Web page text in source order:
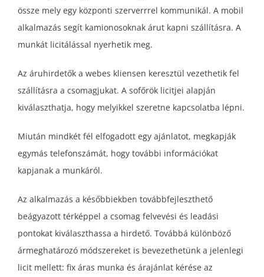
össze mely egy központi szerverrrel kommunikál. A mobil
alkalmazás segít kamionosoknak árut kapni szállításra. A
munkát licitálással nyerhetik meg.
Az áruhirdetők a webes kliensen keresztül vezethetik fel
szállításra a csomagjukat. A sofőrök licitjei alapján
kiválaszthatja, hogy melyikkel szeretne kapcsolatba lépni.
Miután mindkét fél elfogadott egy ajánlatot, megkapják
egymás telefonszámát, hogy további információkat
kapjanak a munkáról.
Az alkalmazás a későbbiekben továbbfejleszthető
beágyazott térképpel a csomag felvevési és leadási
pontokat kiválaszthassa a hirdető. Továbbá különböző
ármeghatározó módszereket is bevezethetünk a jelenlegi
licit mellett: fix áras munka és árajánlat kérése az